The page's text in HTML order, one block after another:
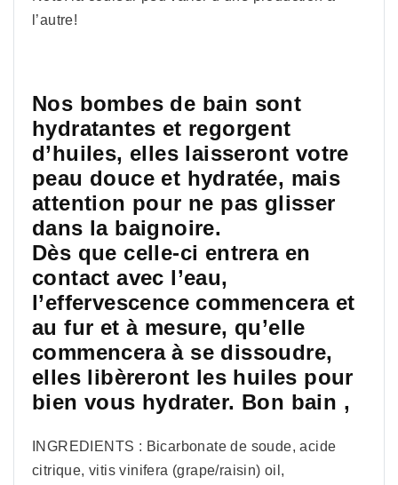
l’autre!
Nos bombes de bain sont
hydratantes et regorgent
d’huiles, elles laisseront votre
peau douce et hydratée, mais
attention pour ne pas glisser
dans la baignoire.
Dès que celle-ci entrera en
contact avec l’eau,
l’effervescence commencera et
au fur et à mesure, qu’elle
commencera à se dissoudre,
elles libèreront les huiles pour
bien vous hydrater. Bon bain ,
INGREDIENTS : Bicarbonate de soude, acide
citrique, vitis vinifera (grape/raisin) oil,